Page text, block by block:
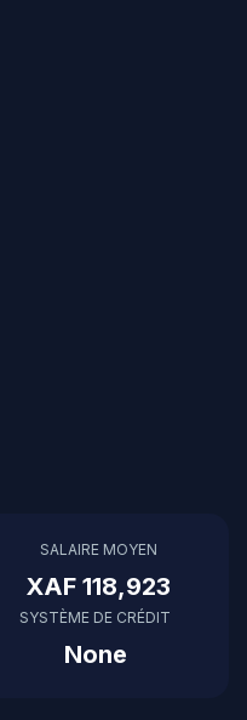
SALAIRE MOYEN
XAF 118,923
SYSTÈME DE CRÉDIT
None